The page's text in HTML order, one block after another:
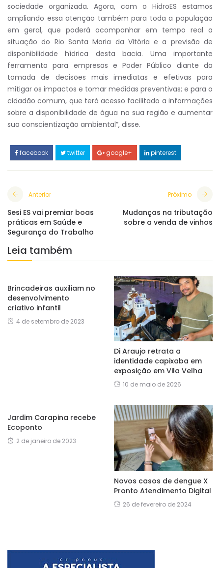
sociedade organizada. Agora, com o HidroES estamos
ampliando essa atenção também para toda a população
em geral, que poderá acompanhar em tempo real a
situação do Rio Santa Maria da Vitória e a previsão de
disponibilidade hídrica desta bacia. Uma importante
ferramenta para empresas e Poder Público diante da
tomada de decisões mais imediatas e efetivas para
mitigar os impactos e tomar medidas preventivas; e para o
cidadão comum, que terá acesso facilitado a informações
sobre a disponibilidade de água na sua região e aumentar
sua conscientização ambiental”, disse.
facebook twitter google+ pinterest
Anterior
Sesi ES vai premiar boas
práticas em Saúde e
Segurança do Trabalho
Próximo
Mudanças na tributação
sobre a venda de vinhos
Leia também
Brincadeiras auxiliam no
desenvolvimento
criativo infantil
4 de setembro de 2023
Di Araujo retrata a
identidade capixaba em
exposição em Vila Velha
10 de maio de 2026
Jardim Carapina recebe
Ecoponto
2 de janeiro de 2023
Novos casos de dengue X
Pronto Atendimento Digital
26 de fevereiro de 2024